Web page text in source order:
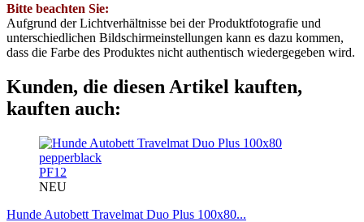
Bitte beachten Sie:
Aufgrund der Lichtverhältnisse bei der Produktfotografie und
unterschiedlichen Bildschirmeinstellungen kann es dazu kommen,
dass die Farbe des Produktes nicht authentisch wiedergegeben wird.
Kunden, die diesen Artikel kauften,
kauften auch:
PF12
NEU
Hunde Autobett Travelmat Duo Plus 100x80...